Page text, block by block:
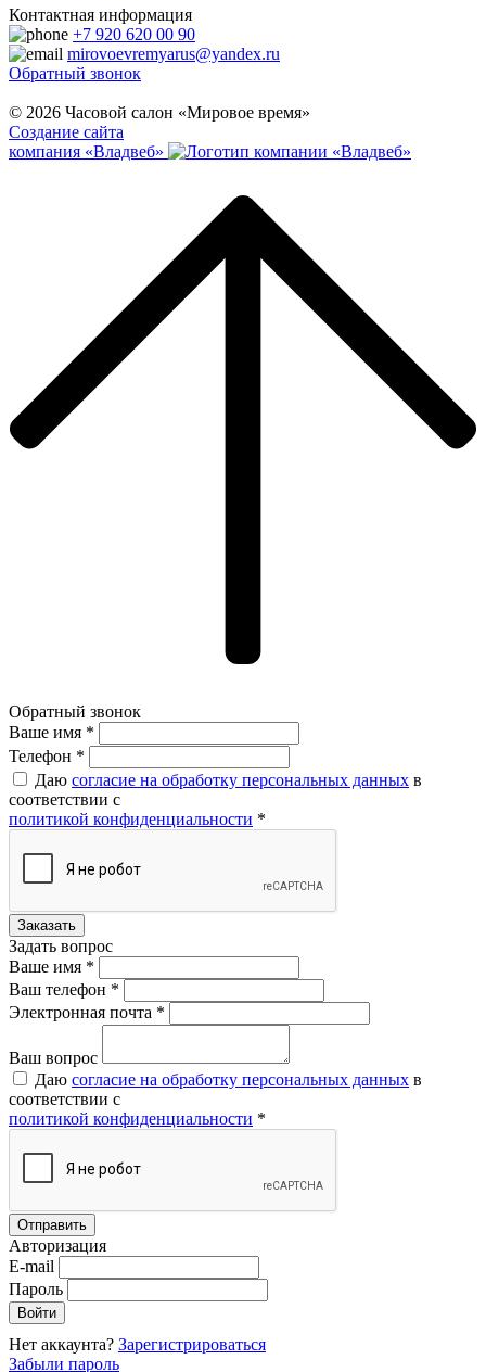
Контактная информация
+7 920 620 00 90
mirovoevremyarus@yandex.ru
Обратный звонок
© 2026 Часовой салон «Мировое время»
Создание сайта
компания «Владвеб»
Обратный звонок
Ваше имя *
Ваше имя *
Телефон *
Даю согласие на обработку персональных данных в
соответствии с
политикой конфиденциальности *
Задать вопрос
Ваше имя *
Ваш телефон *
Электронная почта *
Ваш вопрос
Даю согласие на обработку персональных данных в
соответствии с
политикой конфиденциальности *
Авторизация
E-mail
Пароль
Нет аккаунта? Зарегистрироваться
Забыли пароль